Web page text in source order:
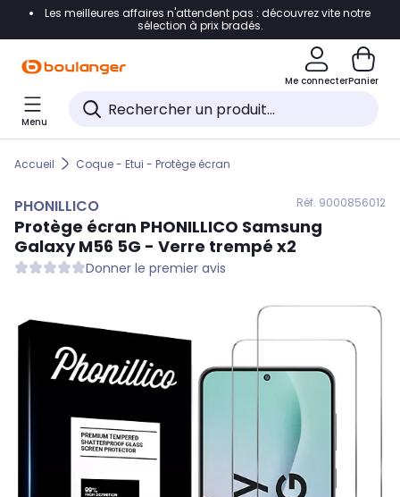
Accéder directement à la navigation
Accéder directement au pied de page
Accéder directement au chatbot
Les meilleures affaires n'attendent pas : découvrez vite notre
sélection à prix bradés.
Me connecterPanier
Menu
Accueil Coque - Etui - Protège écran
PHONILLICO Réf. 9000856012
Protège écran PHONILLICO Samsung
Galaxy M56 5G - Verre trempé x2
Donner le premier avis